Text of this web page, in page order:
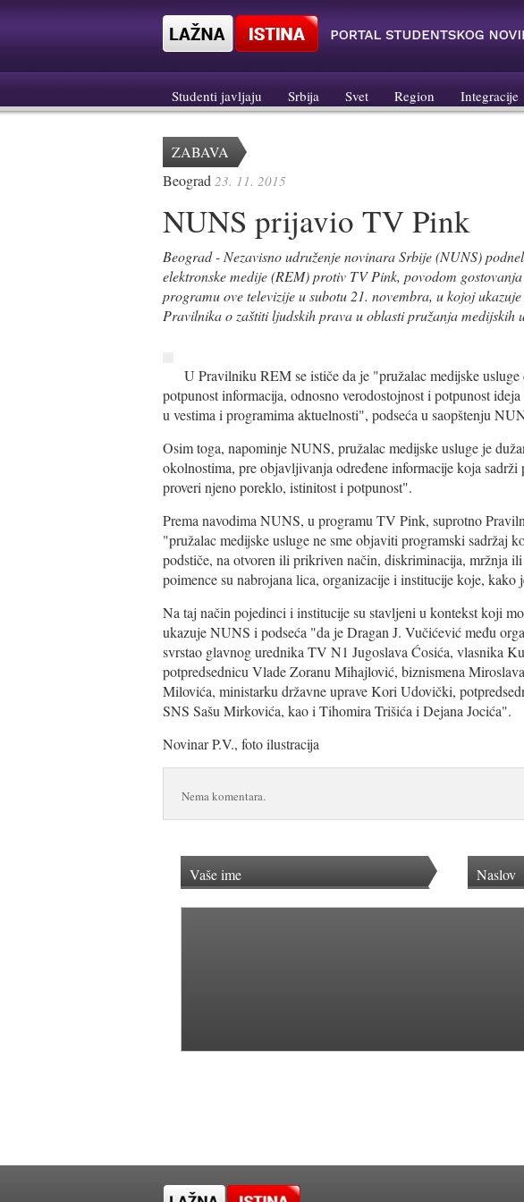
Studenti javljaju Srbija Svet Region Integracije
ZABAVA
Beograd 23. 11. 2015
NUNS prijavio TV Pink
Beograd - Nezavisno udruženje novinara Srbije (NUNS)
elektronske medije (REM) protiv TV Pink, povodom
programu ove televizije u subotu 21. novembra, u kojoj
Pravilnika o zaštiti ljudskih prava u oblasti pružanja medijskih
U Pravilniku REM se ističe da je "pružalac medijske
potpunost informacija, odnosno verodostojnost i potpunost
u vestima i programima aktuelnosti", podseća u saopštenju
Osim toga, napominje NUNS, pružalac medijske usluge je
okolnostima, pre objavljivanja određene informacije koja
proveri njeno poreklo, istinitost i potpunost".
Prema navodima NUNS, u programu TV Pink, suprotno
"pružalac medijske usluge ne sme objaviti programski sadržaj
podstiče, na otvoren ili prikriven način, diskriminacija, mržnja
poimence su nabrojana lica, organizacije i institucije koje, kako
Na taj način pojedinci i institucije su stavljeni u kontekst koji
ukazuje NUNS i podseća "da je Dragan J. Vučićević među
svrstao glavnog urednika TV N1 Jugoslava Ćosića, vlasnika
potpredsednicu Vlade Zoranu Mihajlović, biznismena
Milovića, ministarku državne uprave Kori Udovički,
SNS Sašu Mirkovića, kao i Tihomira Trišića i Dejana Jocića".
Novinar P.V., foto ilustracija
Nema komentara.